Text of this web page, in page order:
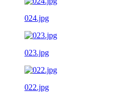
024.jpg
023.jpg
022.jpg